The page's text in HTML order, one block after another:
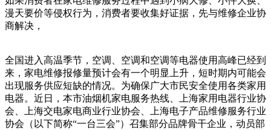
漫天要价等侵权行为，消费者要收集好证据，先与维修企业协
商解决，
全国进入高温季节，空调、空调和空调等电器使用高峰已经到
来，家电维修报修量预计会有一个明显上升，短时期内可能会
出现服务供应短缺的情况。为确保广大市民安全使用各类家用
电器。近日，本市油烟机家电服务热线、上海家用电器行业协
会、上海交电家电商业行业协会、上海电子产品维修服务行业
协会（以下简称“一台三会”）召集部分品牌骨干企业，动员部